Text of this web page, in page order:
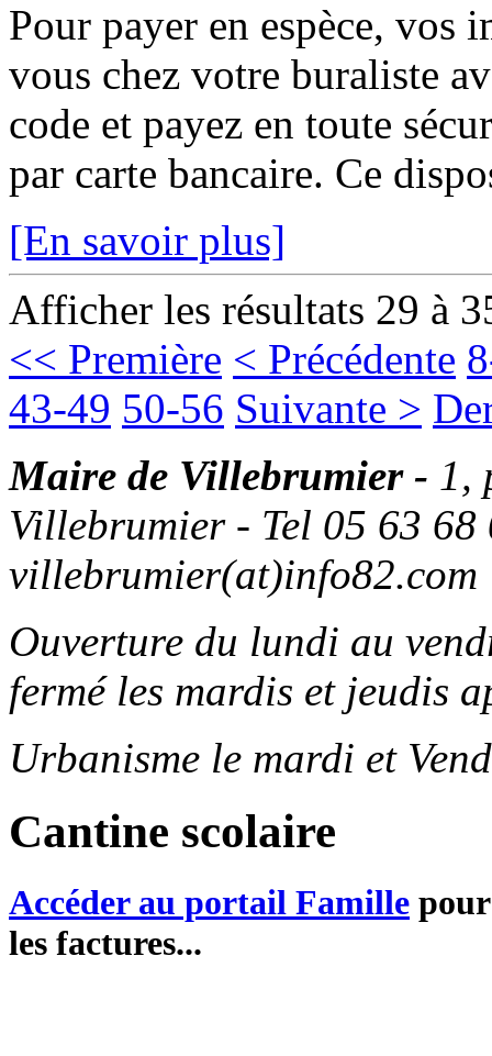
Pour payer en espèce, vos
vous chez votre buraliste
code et payez en toute
par carte bancaire. Ce
[En savoir plus]
Afficher les résultats 29 à
<< Première < Précédente
43-49 50-56 Suivante >
Maire de Villebrumier - 1,
Villebrumier - Tel 05 63
villebrumier(at)info82.com
Ouverture du lundi au
fermé les mardis et jeudis
Urbanisme le mardi et
Cantine scolaire
Accéder au portail Famille
les factures...